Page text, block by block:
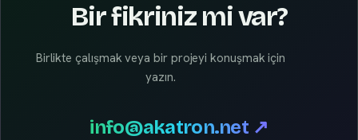
Bir fikriniz mi var?
Birlikte çalışmak veya bir projeyi konuşmak için
yazın.
info@akatron.net ↗